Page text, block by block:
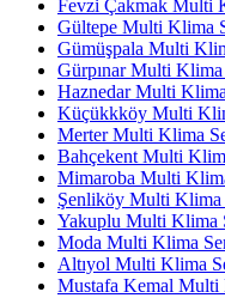
Fevzi Çakmak Multi
Gültepe Multi Klima
Gümüşpala Multi
Gürpınar Multi
Haznedar Multi
Küçükkköy Multi
Merter Multi Klima
Bahçekent Multi
Mimaroba Multi
Şenliköy Multi Klima
Yakuplu Multi Klima
Moda Multi Klima
Altıyol Multi Klima
Mustafa Kemal Multi